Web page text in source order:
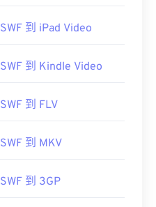
SWF 到 iPad Video
SWF 到 Kindle Video
SWF 到 FLV
SWF 到 MKV
SWF 到 3GP